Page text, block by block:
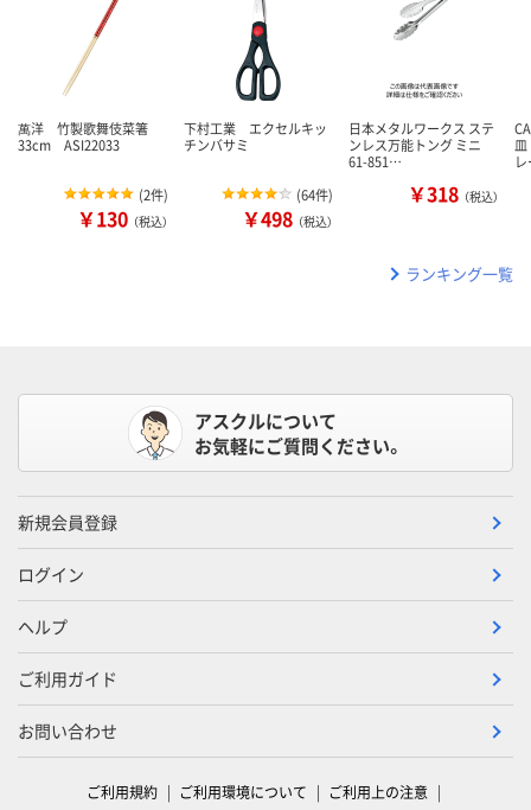
萬洋 竹製歌舞伎菜箸
33cm ASI22033
(2件)
￥130 （税込）
下村工業 エクセルキッ
チンバサミ
(64件)
￥498 （税込）
日本メタルワークス ステ
ンレス万能トング ミニ
61-851…
￥318 （税込）
皿
ランキング一覧
アスクルについて
お気軽にご質問ください。
新規会員登録
ログイン
ヘルプ
ご利用ガイド
お問い合わせ
ご利用規約 ご利用環境について ご利用上の注意